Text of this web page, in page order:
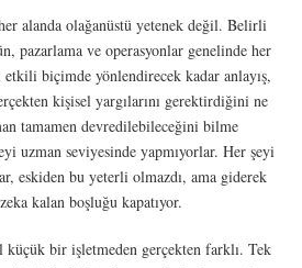
alanda olağanüstü yetenek değil. Belirli
pazarlama ve operasyonlar genelinde her
etkili biçimde yönlendirecek kadar anlayış,
kişisel yargılarını gerektirdiğini ne
tamamen devredilebileceğini bilme
uzman seviyesinde yapmıyorlar. Her şeyi
eskiden bu yeterli olmazdı, ama giderek
kalan boşluğu kapatıyor.
küçük bir işletmeden gerçekten farklı. Tek